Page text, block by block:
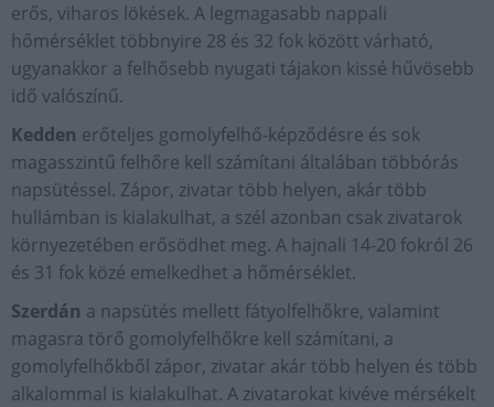
erős, viharos lökések. A legmagasabb nappali
hőmérséklet többnyire 28 és 32 fok között várható,
ugyanakkor a felhősebb nyugati tájakon kissé hűvösebb
idő valószínű.
Kedden erőteljes gomolyfelhő-képződésre és sok
magasszintű felhőre kell számítani általában többórás
napsütéssel. Zápor, zivatar több helyen, akár több
hullámban is kialakulhat, a szél azonban csak zivatarok
környezetében erősödhet meg. A hajnali 14-20 fokról 26
és 31 fok közé emelkedhet a hőmérséklet.
Szerdán a napsütés mellett fátyolfelhőkre, valamint
magasra törő gomolyfelhőkre kell számítani, a
gomolyfelhőkből zápor, zivatar akár több helyen és több
alkalommal is kialakulhat. A zivatarokat kivéve mérsékelt